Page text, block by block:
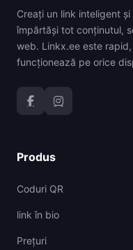
Creați un link inteligent
împărtăși tot conținutul,
web. Linkx.ee este
funcționează pe orice
Produs
Coduri QR
link în bio
Prețuri